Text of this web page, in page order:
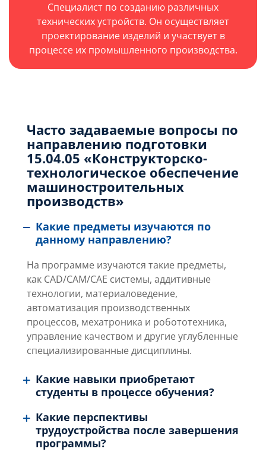
Специалист по созданию различных
технических устройств. Он осуществляет
проектирование изделий и участвует в
процессе их промышленного производства.
Часто задаваемые вопросы по
направлению подготовки
15.04.05 «Конструкторско-
технологическое обеспечение
машиностроительных
производств»
Какие предметы изучаются по
данному направлению?
На программе изучаются такие предметы,
как CAD/CAM/CAE системы, аддитивные
технологии, материаловедение,
автоматизация производственных
процессов, мехатроника и робототехника,
управление качеством и другие углубленные
специализированные дисциплины.
Какие навыки приобретают
студенты в процессе обучения?
Какие перспективы
трудоустройства после завершения
программы?